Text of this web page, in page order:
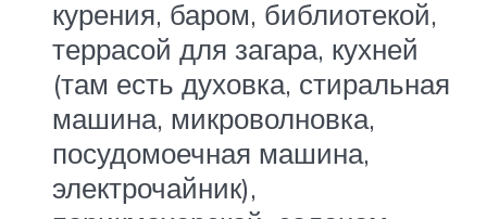
курения, баром, библиотекой,
террасой для загара, кухней
(там есть духовка, стиральная
машина, микроволновка,
посудомоечная машина,
электрочайник),